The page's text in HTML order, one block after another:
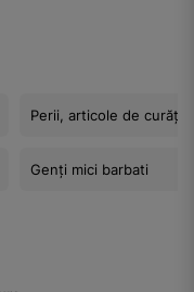
Perii, articole de
Genți mici barbati